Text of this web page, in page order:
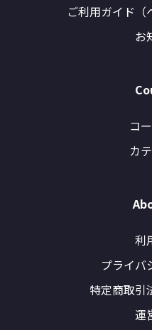
ご利用ガイド（
お
コ
カ
利
プライバ
特定商取引
運